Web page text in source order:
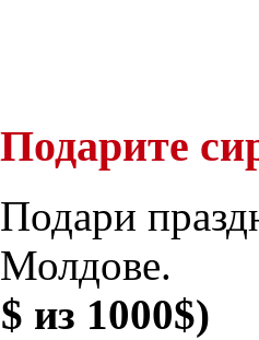
Подарите
Подари
Молдове.
из 1000$)